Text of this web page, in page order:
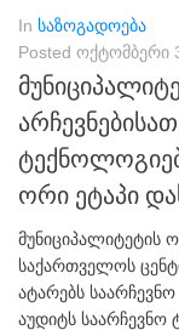
In საზოგადოება
Posted ოქტომბერი
ორი ეტაპი
მუნიციპალიტეტის
საქართველოს
ატარებს
აუდიტს საარჩევნო